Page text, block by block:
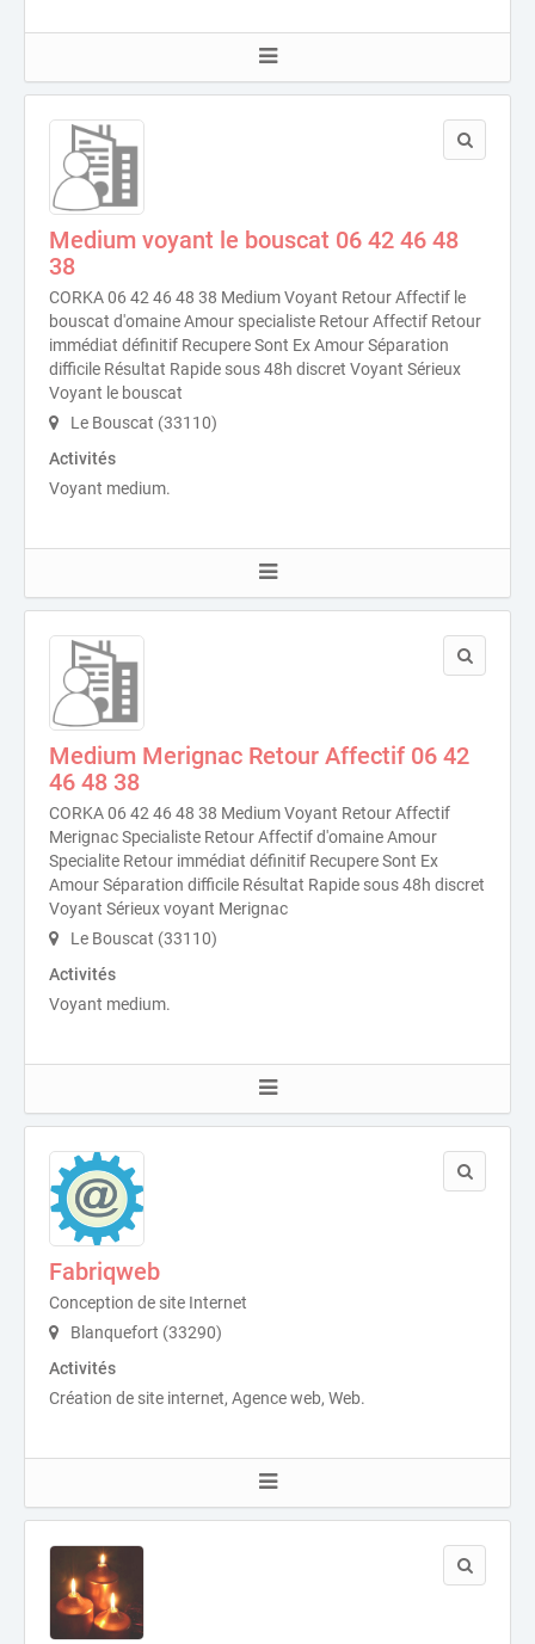
Medium voyant le bouscat 06 42 46 48
38
CORKA 06 42 46 48 38 Medium Voyant Retour Affectif le
bouscat d'omaine Amour specialiste Retour Affectif Retour
immédiat définitif Recupere Sont Ex Amour Séparation
difficile Résultat Rapide sous 48h discret Voyant Sérieux
Voyant le bouscat
Le Bouscat (33110)
Activités
Voyant medium.
Medium Merignac Retour Affectif 06 42
46 48 38
CORKA 06 42 46 48 38 Medium Voyant Retour Affectif
Merignac Specialiste Retour Affectif d'omaine Amour
Specialite Retour immédiat définitif Recupere Sont Ex
Amour Séparation difficile Résultat Rapide sous 48h discret
Voyant Sérieux voyant Merignac
Le Bouscat (33110)
Activités
Voyant medium.
Fabriqweb
Conception de site Internet
Blanquefort (33290)
Activités
Création de site internet, Agence web, Web.